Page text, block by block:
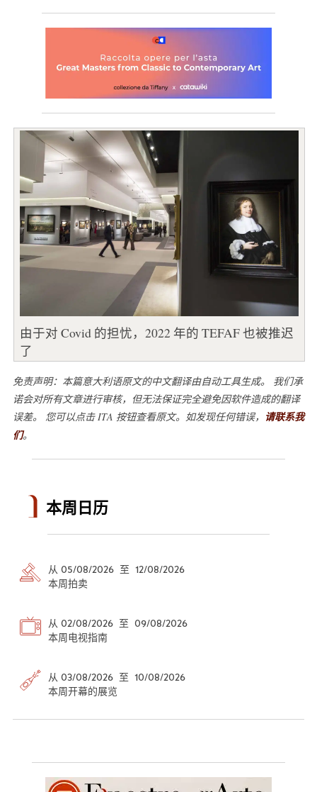
由于对 Covid 的担忧，2022 年的 TEFAF 也被推迟
了
免责声明：本篇意大利语原文的中文翻译由自动工具生成。 我们承
诺会对所有文章进行审核，但无法保证完全避免因软件造成的翻译
误差。 您可以点击 ITA 按钮查看原文。如发现任何错误， 请联系我
们。
本周日历
从 05/08/2026 至 12/08/2026
本周拍卖
从 02/08/2026 至 09/08/2026
本周电视指南
从 03/08/2026 至 10/08/2026
本周开幕的展览